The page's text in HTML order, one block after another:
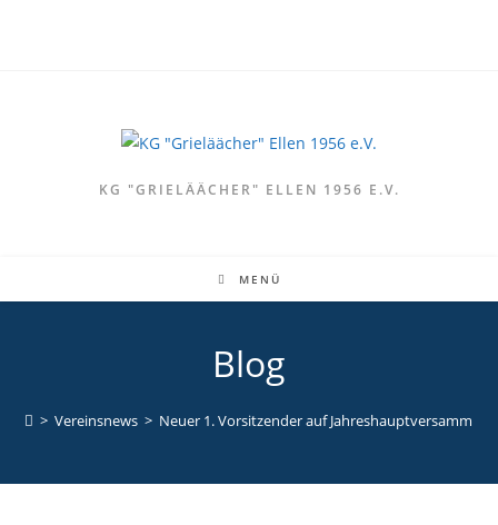
KG "GRIELÄÄCHER" ELLEN 1956 E.V.
MENÜ
Blog
> Vereinsnews > Neuer 1. Vorsitzender auf